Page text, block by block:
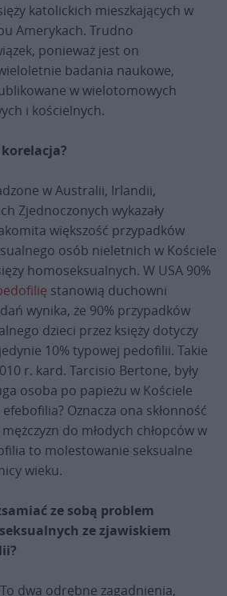
katolickich mieszkających w
Amerykach. Trudno
ponieważ jest on
badania naukowe,
w wielotomowych
i kościelnych.
w Australii, Irlandii,
Zjednoczonych wykazały
większość przypadków
osób nieletnich w Kościele
homoseksualnych. W USA 90%
stanowią duchowni
wynika, że 90% przypadków
dzieci przez księży dotyczy
10% typowej pedofilii. Takie
r. kard. Tarcisio Bertone, były
osoba po papieżu w Kościele
Oznacza ona skłonność
do młodych chłopców w
to molestowanie seksualne
wieku.
ze sobą problem
ze zjawiskiem
dwa odrębne zagadnienia,